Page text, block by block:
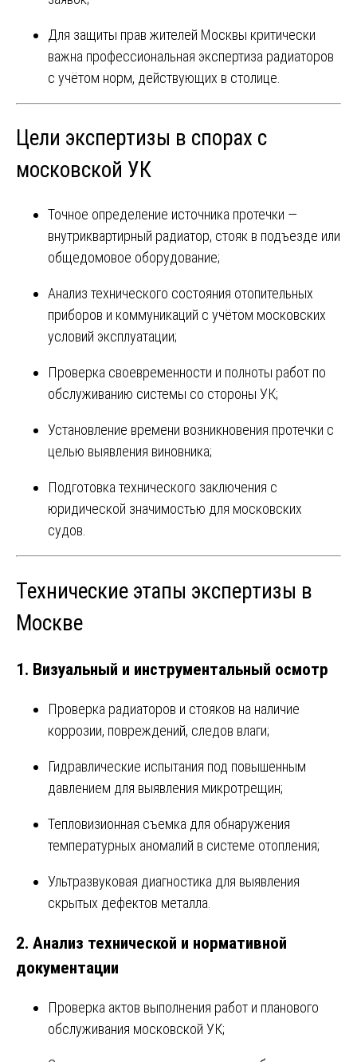
Для защиты прав жителей Москвы критически
важна профессиональная экспертиза радиаторов
с учётом норм, действующих в столице.
Цели экспертизы в спорах с
московской УК
Точное определение источника протечки —
внутриквартирный радиатор, стояк в подъезде или
общедомовое оборудование;
Анализ технического состояния отопительных
приборов и коммуникаций с учётом московских
условий эксплуатации;
Проверка своевременности и полноты работ по
обслуживанию системы со стороны УК;
Установление времени возникновения протечки с
целью выявления виновника;
Подготовка технического заключения с
юридической значимостью для московских
судов.
Технические этапы экспертизы в
Москве
1. Визуальный и инструментальный осмотр
Проверка радиаторов и стояков на наличие
коррозии, повреждений, следов влаги;
Гидравлические испытания под повышенным
давлением для выявления микротрещин;
Тепловизионная съемка для обнаружения
температурных аномалий в системе отопления;
Ультразвуковая диагностика для выявления
скрытых дефектов металла.
2. Анализ технической и нормативной
документации
Проверка актов выполнения работ и планового
обслуживания московской УК;